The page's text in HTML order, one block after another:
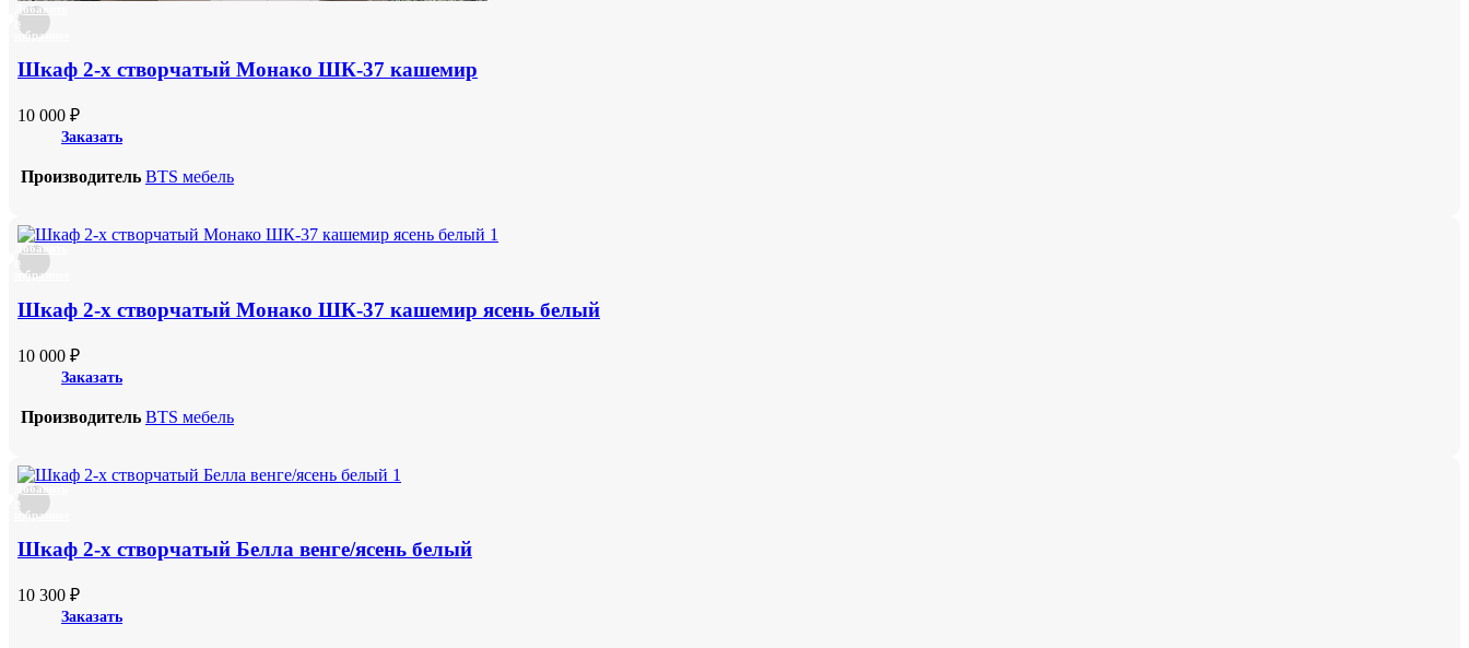
Добавить
в
избранное
Шкаф 2-х створчатый Монако ШК-37 кашемир
10 000 ₽
Заказать
Производитель BTS мебель
Добавить
в
избранное
Шкаф 2-х створчатый Монако ШК-37 кашемир ясень белый
10 000 ₽
Заказать
Производитель BTS мебель
Добавить
в
избранное
Шкаф 2-х створчатый Белла венге/ясень белый
10 300 ₽
Заказать